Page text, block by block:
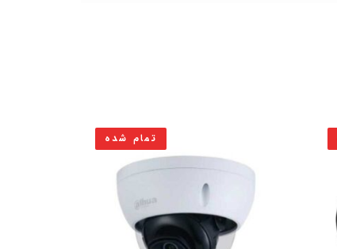
تمام شده